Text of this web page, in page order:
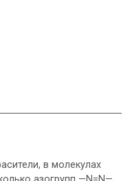
в молекулах